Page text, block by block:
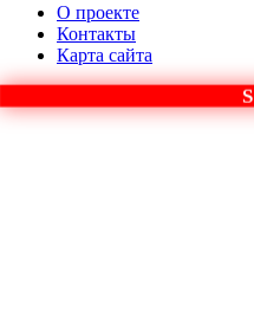
О проекте
Контакты
Карта сайта